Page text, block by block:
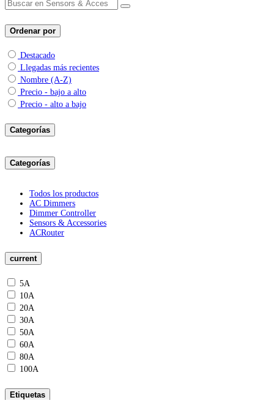
Ordenar por
Destacado
Llegadas más recientes
Nombre (A-Z)
Precio - bajo a alto
Precio - alto a bajo
Categorías
Categorías
Todos los productos
AC Dimmers
Dimmer Controller
Sensors & Accessories
ACRouter
current
5A
10A
20A
30A
50A
60A
80A
100A
Etiquetas